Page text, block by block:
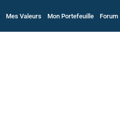
Mes Valeurs Mon Portefeuille Forum